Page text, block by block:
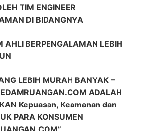
TIM ENGINEER
DI BIDANGNYA
AHLI BERPENGALAMAN LEBIH
LEBIH MURAH BANYAK –
ADALAH
Kepuasan, Keamanan dan
PARA KONSUMEN